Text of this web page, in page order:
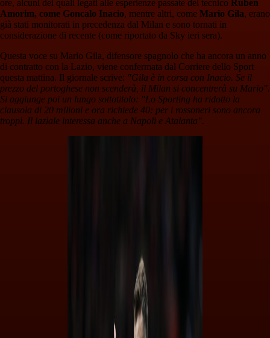
ore, alcuni dei quali legati alle esperienze passate del tecnico Ruben
Amorim, come Goncalo Inacio, mentre altri, come Mario Gila, erano
già stati monitorati in precedenza dal Milan e sono tornati in
considerazione di recente (come riportato da Sky ieri sera).
Questa voce su Mario Gila, difensore spagnolo che ha ancora un anno
di contratto con la Lazio, viene confermata dal Corriere dello Sport
questa mattina. Il giornale scrive: "Gila è in corsa con Inacio. Se il
prezzo del portoghese non scenderà, il Milan si concentrerà su Mario".
Si aggiunge poi un lungo sottotitolo: "Lo Sporting ha ridotto la
clausola di 20 milioni e ora richiede 40: per i rossoneri sono ancora
troppi. Il laziale interessa anche a Napoli e Atalanta".